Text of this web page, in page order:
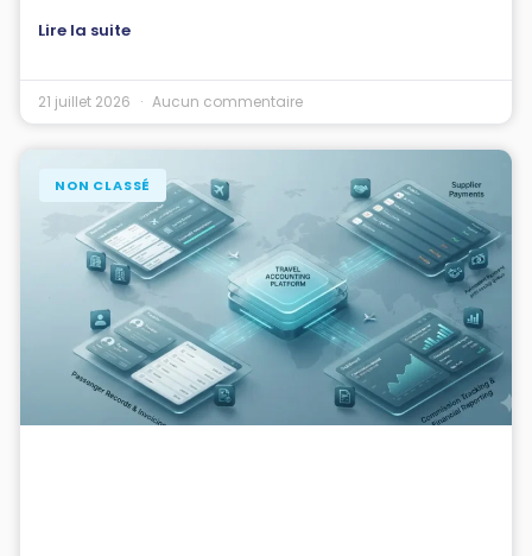
Lire la suite
21 juillet 2026 Aucun commentaire
NON CLASSÉ